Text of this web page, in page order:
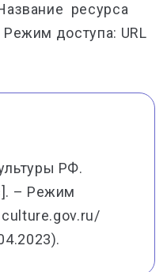
ресурса
доступа: URL
РФ.
– Режим